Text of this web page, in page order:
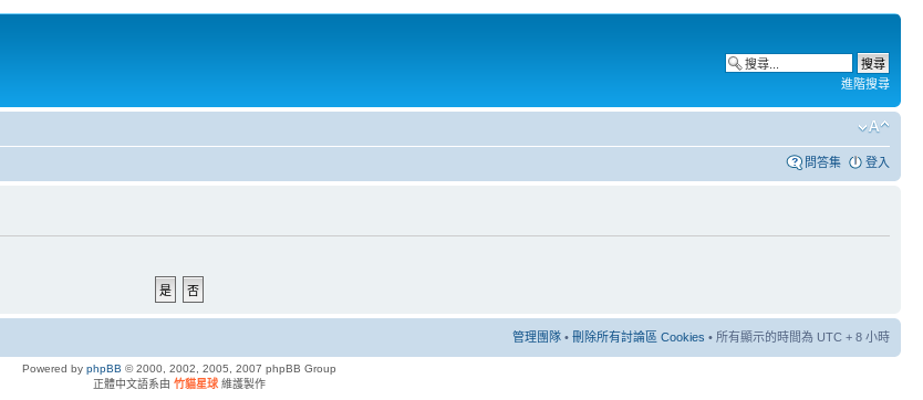
進階搜尋
問答集 登入
管理團隊 • 刪除所有討論區 Cookies • 所有顯示的時間為 UTC + 8 小時
Powered by phpBB © 2000, 2002, 2005, 2007 phpBB Group
正體中文語系由 竹貓星球 維護製作